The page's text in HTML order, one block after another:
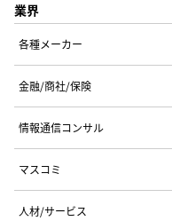
業界
各種メーカー
金融/商社/保険
情報通信コンサル
マスコミ
人材/サービス